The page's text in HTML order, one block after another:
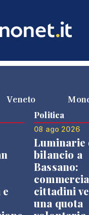
Veneto
Politica
08 ago 2026
Luminarie
bilancio a
Bassano:
cittadini
una quota